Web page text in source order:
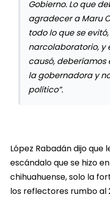
Gobierno. Lo que
agradecer a Maru
todo lo que se
narcolaboratorio, y
causó,
la gobernadora y
político”.
López Rabadán dijo que
escándalo que se hizo
chihuahuense, solo la
los reflectores rumbo al